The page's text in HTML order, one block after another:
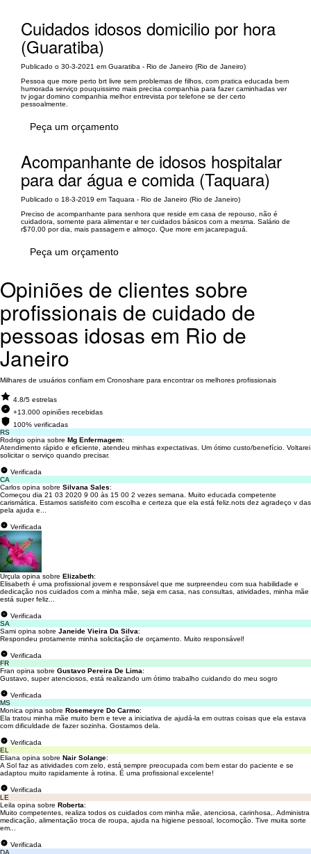
Cuidados idosos domicilio por hora
(Guaratiba)
Publicado o 30-3-2021 em Guaratiba - Rio de Janeiro (Rio de Janeiro)
Pessoa que more perto brt livre sem problemas de filhos, com pratica educada bem
humorada serviço pouquissimo mais precisa companhia para fazer caminhadas ver
tv jogar domino companhia melhor entrevista por telefone se der certo
pessoalmente.
Peça um orçamento
Acompanhante de idosos hospitalar
para dar água e comida (Taquara)
Publicado o 18-3-2019 em Taquara - Rio de Janeiro (Rio de Janeiro)
Preciso de acompanhante para senhora que reside em casa de repouso, não é
cuidadora, somente para alimentar e ter cuidados básicos com a mesma. Salário de
r$70,00 por dia, mais passagem e almoço. Que more em jacarepaguá.
Peça um orçamento
Opiniões de clientes sobre
profissionais de cuidado de
pessoas idosas em Rio de
Janeiro
Milhares de usuários confiam em Cronoshare para encontrar os melhores profissionais
4.8/5 estrelas
+13.000 opiniões recebidas
100% verificadas
RS
Rodrigo opina sobre Mg Enfermagem:
Atendimento rápido e eficiente, atendeu minhas expectativas. Um ótimo custo/benefício. Voltarei
solicitar o serviço quando precisar.
Verificada
CA
Carlos opina sobre Silvana Sales:
Começou dia 21 03 2020 9 00 às 15 00 2 vezes semana. Muito educada competente
carismática. Estamos satisfeito com escolha e certeza que ela está feliz.nots dez agradeço v das
pela ajuda e...
Verificada
Urçula opina sobre Elizabeth:
Elisabeth é uma profissional jovem e responsável que me surpreendeu com sua habilidade e
dedicação nos cuidados com a minha mãe, seja em casa, nas consultas, atividades, minha mãe
está super feliz...
Verificada
SA
Sami opina sobre Janeide Vieira Da Silva:
Respondeu protamente minha solicitação de orçamento. Muito responsável!
Verificada
FR
Fran opina sobre Gustavo Pereira De Lima:
Gustavo, super atenciosos, está realizando um ótimo trabalho cuidando do meu sogro
Verificada
MS
Monica opina sobre Rosemeyre Do Carmo:
Ela tratou minha mãe muito bem e teve a iniciativa de ajudá-la em outras coisas que ela estava
com dificuldade de fazer sozinha. Gostamos dela.
Verificada
EL
Eliana opina sobre Nair Solange:
A Sol faz as atividades com zelo, está sempre preocupada com bem estar do paciente e se
adaptou muito rapidamente à rotina. É uma profissional excelente!
Verificada
LE
Leila opina sobre Roberta:
Muito competentes, realiza todos os cuidados com minha mãe, atenciosa, carinhosa,. Administra
medicação, alimentação troca de roupa, ajuda na higiene pessoal, locomoção. Tive muita sorte
em...
Verificada
DA